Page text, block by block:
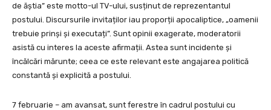
de ăștia” este motto-ul TV-ului, susținut de reprezentantul
postului. Discursurile invitaților iau proporții apocaliptice, „oamenii
trebuie prinși și executați”. Sunt opinii exagerate, moderatorii
asistă cu interes la aceste afirmații. Astea sunt incidente și
încălcări mărunte; ceea ce este relevant este angajarea politică
constantă și explicită a postului.
7 februarie – am avansat, sunt ferestre în cadrul postului cu